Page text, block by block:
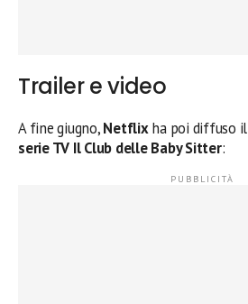
Trailer e video
A fine giugno,Netflixha poi diffuso il
serie TV Il Club delle Baby Sitter: